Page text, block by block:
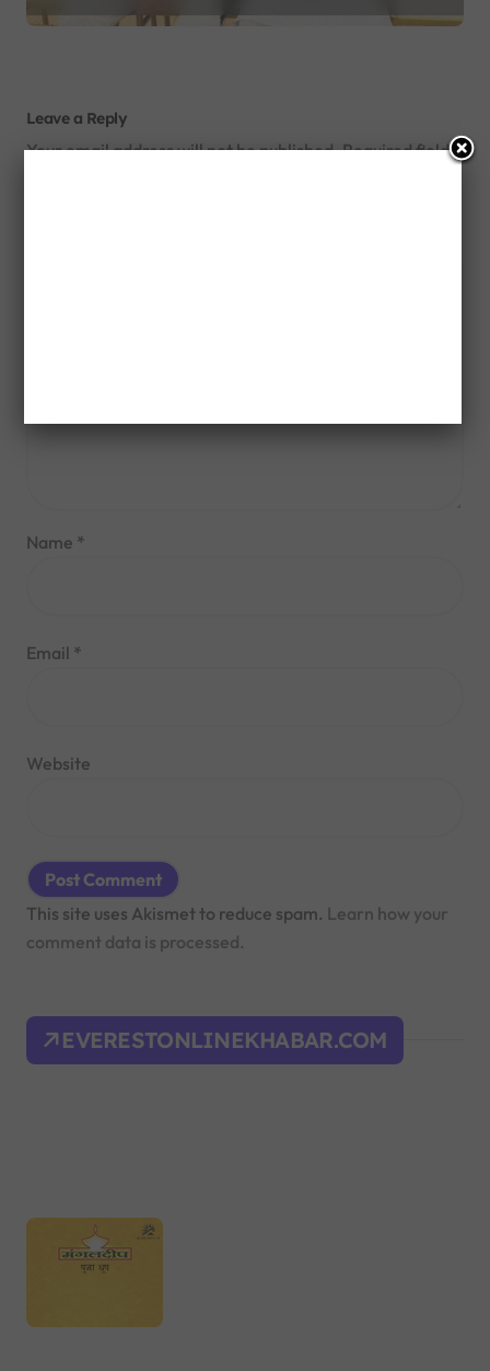
Leave a Reply
Your email address will not be published.Required fields
Name *
Email *
Website
This site uses Akismet to reduce spam. Learn how your
comment data is processed.
EVERESTONLINEKHABAR.COM